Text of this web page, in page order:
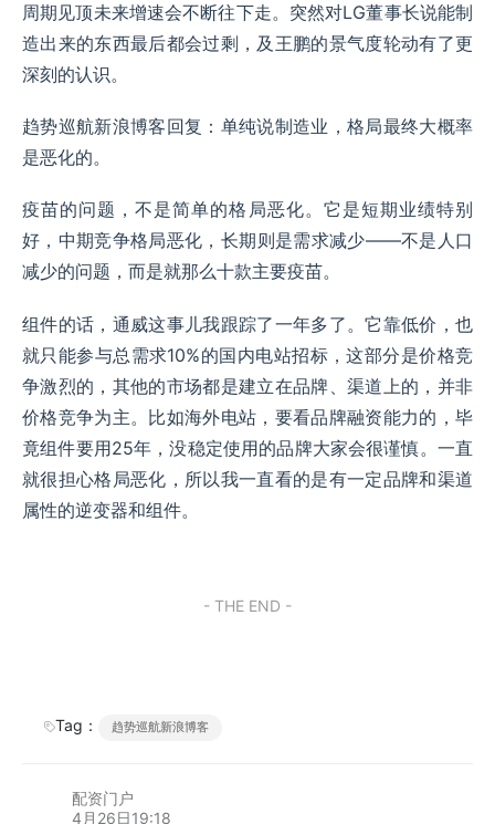
周期见顶未来增速会不断往下走。突然对LG董事长说能制
造出来的东西最后都会过剩，及王鹏的景气度轮动有了更
深刻的认识。
趋势巡航新浪博客回复：单纯说制造业，格局最终大概率
是恶化的。
疫苗的问题，不是简单的格局恶化。它是短期业绩特别
好，中期竞争格局恶化，长期则是需求减少——不是人口
减少的问题，而是就那么十款主要疫苗。
组件的话，通威这事儿我跟踪了一年多了。它靠低价，也
就只能参与总需求10%的国内电站招标，这部分是价格竞
争激烈的，其他的市场都是建立在品牌、渠道上的，并非
价格竞争为主。比如海外电站，要看品牌融资能力的，毕
竟组件要用25年，没稳定使用的品牌大家会很谨慎。一直
就很担心格局恶化，所以我一直看的是有一定品牌和渠道
属性的逆变器和组件。
- THE END -
Tag： 趋势巡航新浪博客
配资门户
4月26日19:18